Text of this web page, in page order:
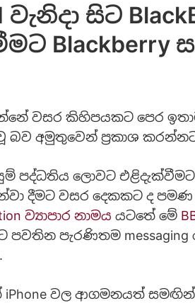
සිට
වසර කිහිපයකට පෙර
බව අමුතුවෙන් ප්‍රකාශ
පද්ධතිය ලොවට
දීමට වසර දෙකකට ද
ව්‍යාපාර නාමය යටතේ මේ
පවතින පැරණිතම
වල ආගමනයත් සමඟින්